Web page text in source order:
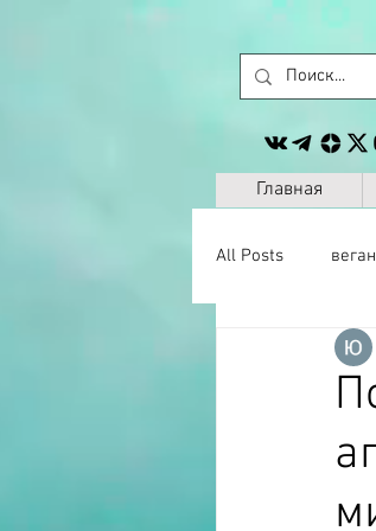
Главная
All Posts
животные